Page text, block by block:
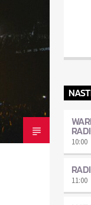
10:00
11:00